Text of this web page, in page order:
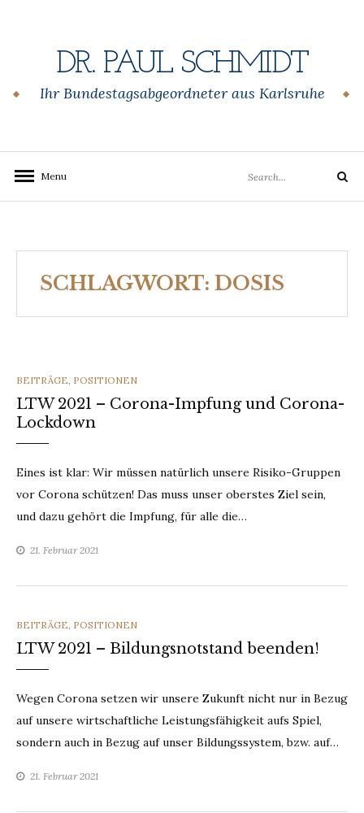
DR. PAUL SCHMIDT
Ihr Bundestagsabgeordneter aus Karlsruhe
Menu
for:
Search
SCHLAGWORT: DOSIS
CATEGORIES
BEITRÄGE, POSITIONEN
LTW 2021 – Corona-Impfung und Corona-
Lockdown
Eines ist klar: Wir müssen natürlich unsere Risiko-Gruppen
vor Corona schützen! Das muss unser oberstes Ziel sein,
und dazu gehört die Impfung, für alle die…
21. Februar 2021
CATEGORIES
BEITRÄGE, POSITIONEN
LTW 2021 – Bildungsnotstand beenden!
Wegen Corona setzen wir unsere Zukunft nicht nur in Bezug
auf unsere wirtschaftliche Leistungsfähigkeit aufs Spiel,
sondern auch in Bezug auf unser Bildungssystem, bzw. auf…
21. Februar 2021